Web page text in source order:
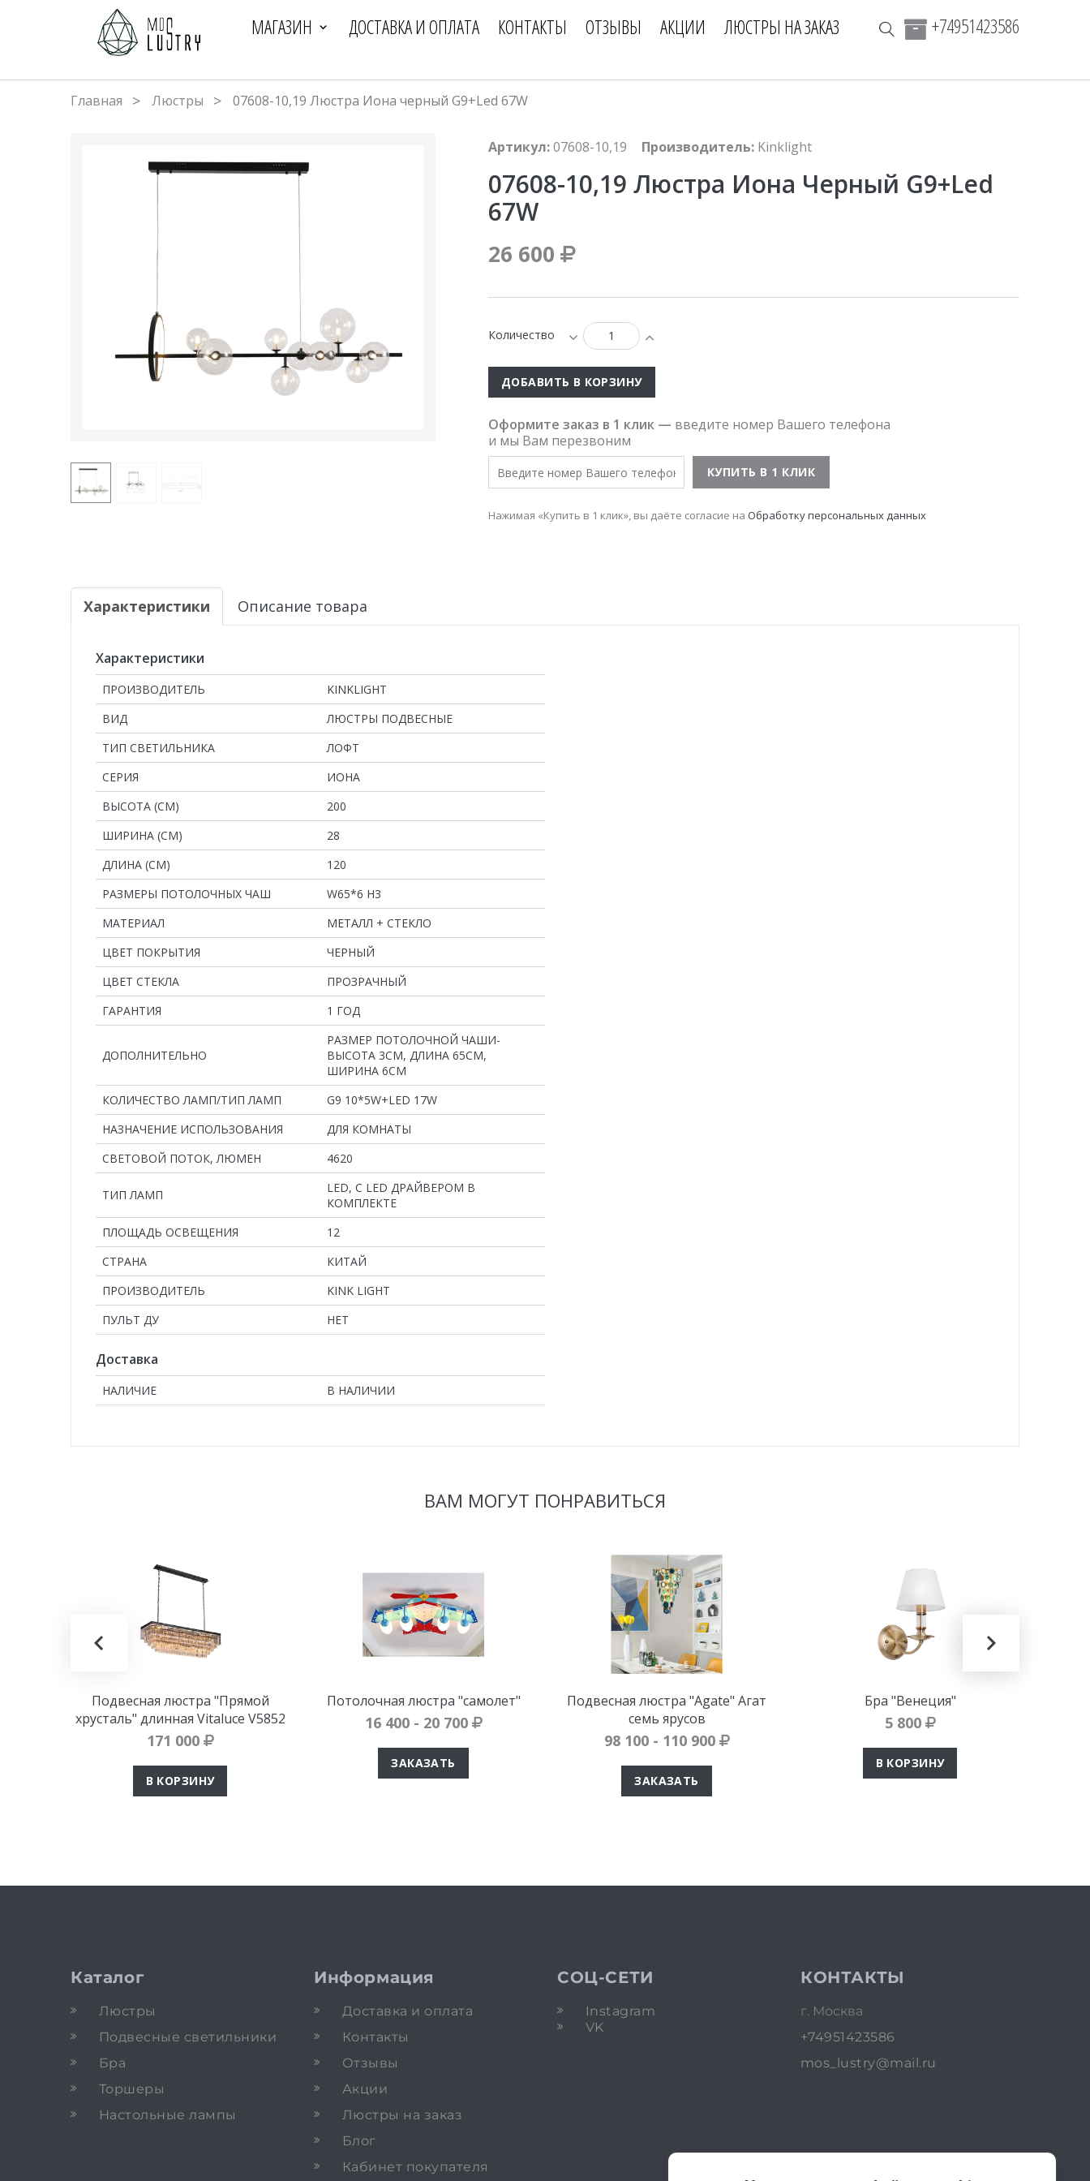
МАГАЗИН ДОСТАВКА И ОПЛАТА КОНТАКТЫ ОТЗЫВЫ АКЦИИ ЛЮСТРЫ НА ЗАКАЗ +74951423586
Главная Люстры 07608-10,19 Люстра Иона черный G9+Led 67W
Артикул:07608-10,19 Производитель: Kinklight
07608-10,19 Люстра Иона Черный G9+Led
67W
26 600
Количество
ДОБАВИТЬ В КОРЗИНУ
Оформите заказ в 1 клик — введите номер Вашего телефона
и мы Вам перезвоним
Нажимая «Купить в 1 клик», вы даёте согласие на Обработку персональных данных
Характеристики Описание товара
Характеристики
ПРОИЗВОДИТЕЛЬ
KINKLIGHT
ВИД
ЛЮСТРЫ ПОДВЕСНЫЕ
ТИП СВЕТИЛЬНИКА
ЛОФТ
СЕРИЯ
ИОНА
ВЫСОТА (СМ)
200
ШИРИНА (СМ)
28
ДЛИНА (СМ)
120
РАЗМЕРЫ ПОТОЛОЧНЫХ ЧАШ
W65*6 H3
MАТЕРИАЛ
МЕТАЛЛ + СТЕКЛО
ЦВЕТ ПОКРЫТИЯ
ЧЕРНЫЙ
ЦВЕТ СТЕКЛА
ПРОЗРАЧНЫЙ
ГАРАНТИЯ
1 ГОД
ДОПОЛНИТЕЛЬНО
РАЗМЕР ПОТОЛОЧНОЙ ЧАШИ-
ВЫСОТА 3СМ, ДЛИНА 65СМ,
ШИРИНА 6СМ
КОЛИЧЕСТВО ЛАМП/ТИП ЛАМП
G9 10*5W+LED 17W
НАЗНАЧЕНИЕ ИСПОЛЬЗОВАНИЯ
ДЛЯ КОМНАТЫ
СВЕТОВОЙ ПОТОК, ЛЮМЕН
4620
ТИП ЛАМП
LED, С LED ДРАЙВЕРОМ В
КОМПЛЕКТЕ
ПЛОЩАДЬ ОСВЕЩЕНИЯ
12
СТРАНА
КИТАЙ
ПРОИЗВОДИТЕЛЬ
KINK LIGHT
ПУЛЬТ ДУ
НЕТ
Доставка
НАЛИЧИЕ В НАЛИЧИИ
ВАМ МОГУТ ПОНРАВИТЬСЯ
Подвесная люстра "Прямой
хрусталь" длинная Vitaluce V5852
171 000
В КОРЗИНУ
Потолочная люстра "самолет"
16 400 - 20 700
ЗАКАЗАТЬ
Подвесная люстра "Agate" Агат
семь ярусов
98 100 - 110 900
ЗАКАЗАТЬ
Бра "Венеция"
5 800
В КОРЗИНУ
Каталог
Люстры
Подвесные светильники
Бра
Торшеры
Настольные лампы
Информация
Доставка и оплата
Контакты
Отзывы
Акции
Люстры на заказ
Блог
Кабинет покупателя
СОЦ-СЕТИ
Instagram
VK
КОНТАКТЫ
г. Москва
+74951423586
mos_lustry@mail.ru